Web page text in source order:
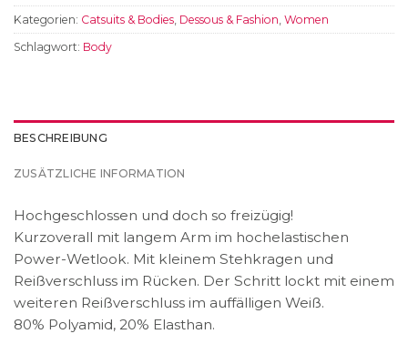
Kategorien: Catsuits & Bodies Dessous & Fashion Women
Schlagwort: Body
BESCHREIBUNG
ZUSÄTZLICHE INFORMATION
Hochgeschlossen und doch so freizügig!
Kurzoverall mit langem Arm im hochelastischen
Power-Wetlook. Mit kleinem Stehkragen und
Reißverschluss im Rücken. Der Schritt lockt mit einem
weiteren Reißverschluss im auffälligen Weiß.
80% Polyamid, 20% Elasthan.